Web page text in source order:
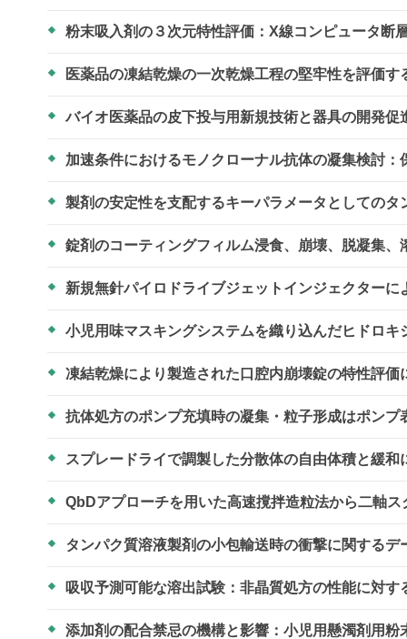
粉末吸入剤の３次元特性評価：X線コンピュータ断
医薬品の凍結乾燥の一次乾燥工程の堅牢性を評価
バイオ医薬品の皮下投与用新規技術と器具の開発促
加速条件におけるモノクローナル抗体の凝集検討
製剤の安定性を支配するキーパラメータとしての
錠剤のコーティングフィルム浸食、崩壊、脱凝集
新規無針パイロドライブジェットインジェクター
小児用味マスキングシステムを織り込んだヒドロ
凍結乾燥により製造された口腔内崩壊錠の特性評
抗体処方のポンプ充填時の凝集・粒子形成はポン
スプレードライで調製した分散体の自由体積と緩
QbDアプローチを用いた高速撹拌造粒法から二軸
タンパク質溶液製剤の小包輸送時の衝撃に関するデ
吸収予測可能な溶出試験：非晶質処方の性能に対
添加剤の配合禁忌の機構と影響：小児用懸濁剤用